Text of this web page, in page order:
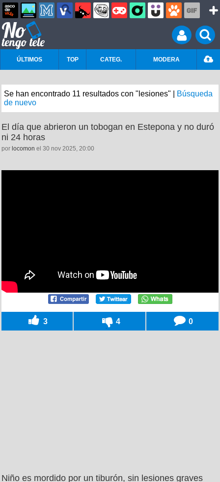
ÚLTIMOS TOP CATEG. MODERA
Se han encontrado 11 resultados con "lesiones" |
Búsqueda
de nuevo
El día que abrieron un tobogan en Estepona y no duró
ni 24 horas
por locomon el 30 nov 2025, 20:00
3 4 0
Niño es mordido por un tiburón, sin lesiones graves